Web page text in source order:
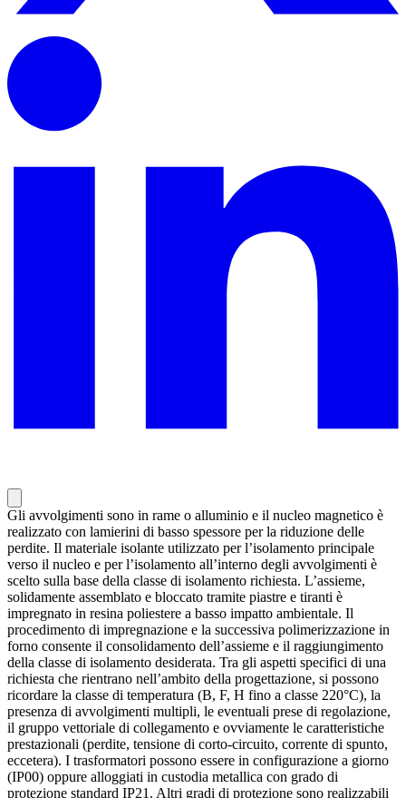
Gli avvolgimenti sono in rame o alluminio e il nucleo magnetico è
realizzato con lamierini di basso spessore per la riduzione delle
perdite. Il materiale isolante utilizzato per l’isolamento principale
verso il nucleo e per l’isolamento all’interno degli avvolgimenti è
scelto sulla base della classe di isolamento richiesta. L’assieme,
solidamente assemblato e bloccato tramite piastre e tiranti è
impregnato in resina poliestere a basso impatto ambientale. Il
procedimento di impregnazione e la successiva polimerizzazione in
forno consente il consolidamento dell’assieme e il raggiungimento
della classe di isolamento desiderata. Tra gli aspetti specifici di una
richiesta che rientrano nell’ambito della progettazione, si possono
ricordare la classe di temperatura (B, F, H fino a classe 220°C), la
presenza di avvolgimenti multipli, le eventuali prese di regolazione,
il gruppo vettoriale di collegamento e ovviamente le caratteristiche
prestazionali (perdite, tensione di corto-circuito, corrente di spunto,
eccetera). I trasformatori possono essere in configurazione a giorno
(IP00) oppure alloggiati in custodia metallica con grado di
protezione standard IP21. Altri gradi di protezione sono realizzabili